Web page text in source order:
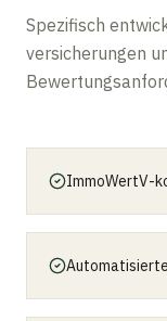
Spezifisch
versicherungen
ImmoWertV-